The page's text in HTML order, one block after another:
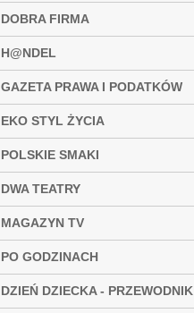
DOBRA FIRMA
H@NDEL
GAZETA PRAWA I PODATKÓW
EKO STYL ŻYCIA
POLSKIE SMAKI
DWA TEATRY
MAGAZYN TV
PO GODZINACH
DZIEŃ DZIECKA - PRZEWODNIK